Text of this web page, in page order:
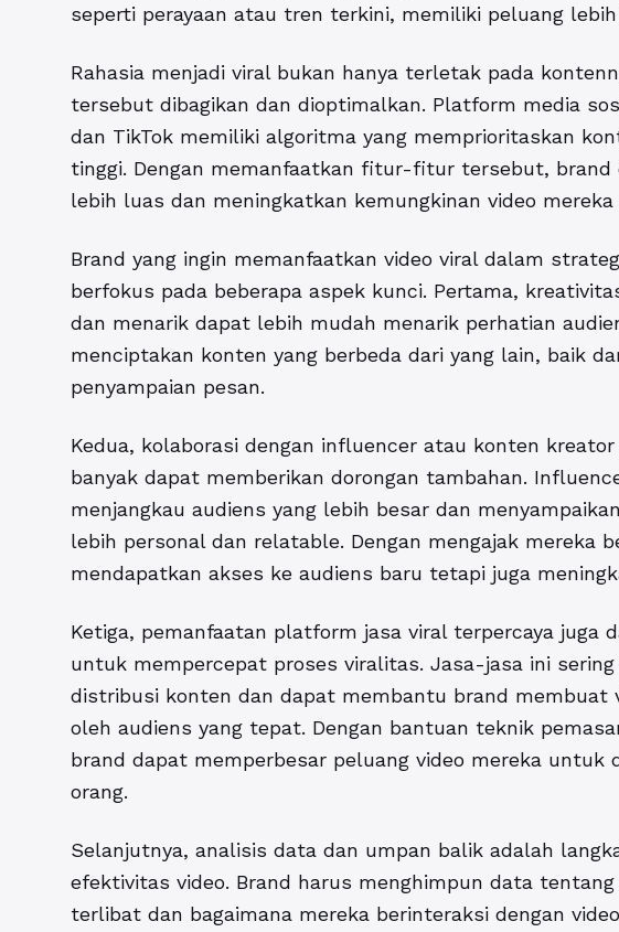
seperti perayaan atau tren terkini, memiliki peluang
Rahasia menjadi viral bukan hanya terletak pada
tersebut dibagikan dan dioptimalkan. Platform media
dan TikTok memiliki algoritma yang memprioritaskan
tinggi. Dengan memanfaatkan fitur-fitur tersebut, brand
lebih luas dan meningkatkan kemungkinan video mereka
Brand yang ingin memanfaatkan video viral dalam
berfokus pada beberapa aspek kunci. Pertama,
dan menarik dapat lebih mudah menarik perhatian
menciptakan konten yang berbeda dari yang lain, baik
penyampaian pesan.
Kedua, kolaborasi dengan influencer atau konten
banyak dapat memberikan dorongan tambahan.
menjangkau audiens yang lebih besar dan
lebih personal dan relatable. Dengan mengajak mereka
mendapatkan akses ke audiens baru tetapi juga
Ketiga, pemanfaatan platform jasa viral terpercaya juga
untuk mempercepat proses viralitas. Jasa-jasa ini
distribusi konten dan dapat membantu brand membuat
oleh audiens yang tepat. Dengan bantuan teknik
brand dapat memperbesar peluang video mereka untuk
orang.
Selanjutnya, analisis data dan umpan balik adalah
efektivitas video. Brand harus menghimpun data
terlibat dan bagaimana mereka berinteraksi dengan